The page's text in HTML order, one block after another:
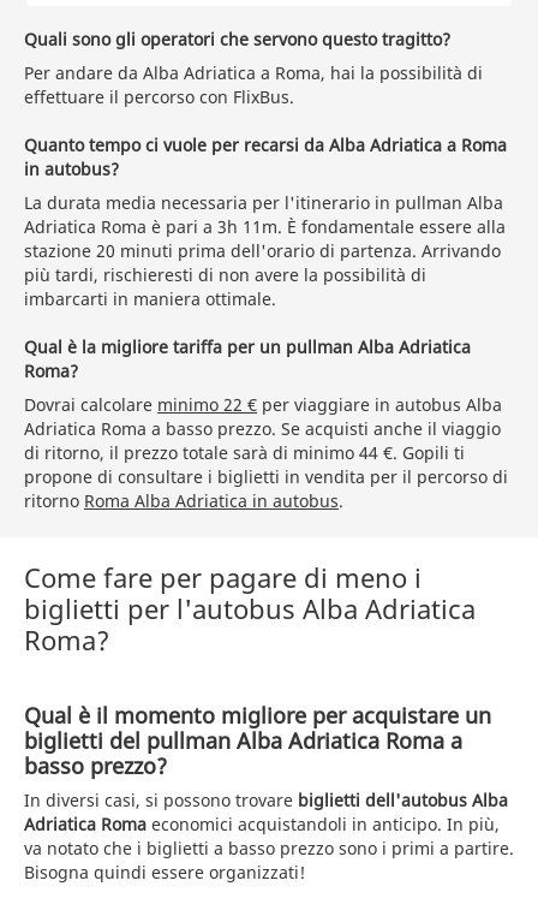
Quali sono gli operatori che servono questo tragitto?
Per andare da Alba Adriatica a Roma, hai la possibilità di
effettuare il percorso con FlixBus.
Quanto tempo ci vuole per recarsi da Alba Adriatica a Roma
in autobus?
La durata media necessaria per l'itinerario in pullman Alba
Adriatica Roma è pari a 3h 11m. È fondamentale essere alla
stazione 20 minuti prima dell'orario di partenza. Arrivando
più tardi, rischieresti di non avere la possibilità di
imbarcarti in maniera ottimale.
Qual è la migliore tariffa per un pullman Alba Adriatica
Roma?
Dovrai calcolare minimo 22 € per viaggiare in autobus Alba
Adriatica Roma a basso prezzo. Se acquisti anche il viaggio
di ritorno, il prezzo totale sarà di minimo 44 €. Gopili ti
propone di consultare i biglietti in vendita per il percorso di
ritorno Roma Alba Adriatica in autobus.
Come fare per pagare di meno i
biglietti per l'autobus Alba Adriatica
Roma?
Qual è il momento migliore per acquistare un
biglietti del pullman Alba Adriatica Roma a
basso prezzo?
In diversi casi, si possono trovare biglietti dell'autobus Alba
Adriatica Roma economici acquistandoli in anticipo. In più,
va notato che i biglietti a basso prezzo sono i primi a partire.
Bisogna quindi essere organizzati!